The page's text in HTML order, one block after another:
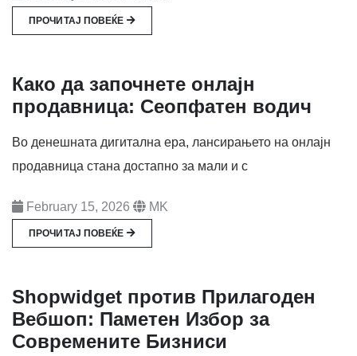
ПРОЧИТАЈ ПОВЕЌЕ
Како да започнете онлајн
продавница: Сеопфатен водич
Во денешната дигитална ера, лансирањето на онлајн
продавница стана достапно за мали и с
February 15, 2026 MK
ПРОЧИТАЈ ПОВЕЌЕ
Shopwidget против Прилагоден
Вебшоп: Паметен Избор за
Современите Бизниси